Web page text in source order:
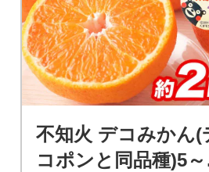
不知火 デコみかん(
コポンと同品種)5～